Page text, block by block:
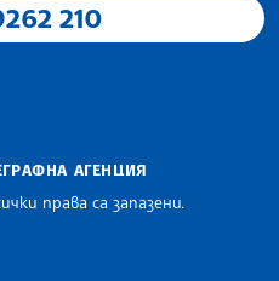
210
АГЕНЦИЯ
права са запазени.